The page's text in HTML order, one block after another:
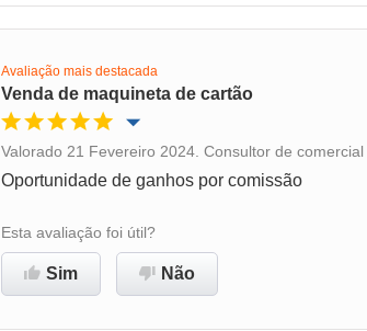
Avaliação mais destacada
Venda de maquineta de cartão
Oportunidade de promoção
Ambiente de trabalho
Recomenda esta empresa
Valorado 21 Fevereiro 2024. Consultor de
Oportunidade de ganhos por comissão
Esta avaliação foi útil?
Sim Não